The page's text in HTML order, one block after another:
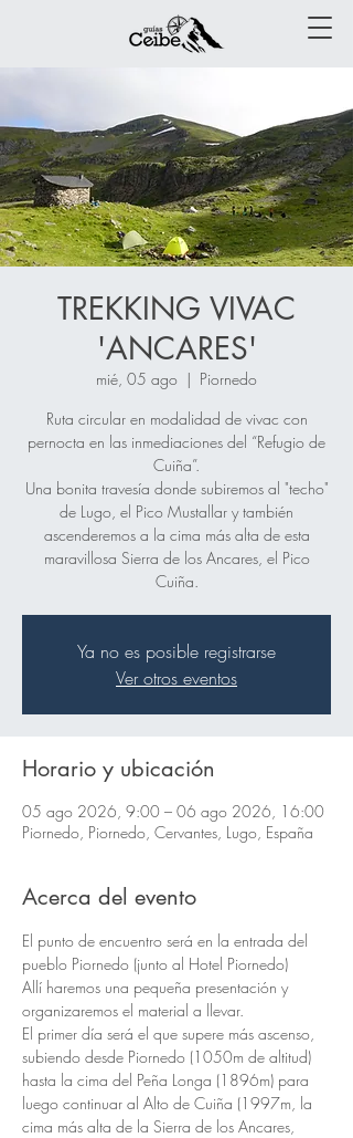
TREKKING VIVAC
'ANCARES'
mié, 05 ago
  |
Piornedo
Ruta circular en modalidad de vivac con
pernocta en las inmediaciones del “Refugio de
Cuiña”.
Una bonita travesía donde subiremos al "techo"
de Lugo, el Pico Mustallar y también
ascenderemos a la cima más alta de esta
maravillosa Sierra de los Ancares, el Pico
Cuiña.
Ya no es posible registrarse
Ver otros eventos
Horario y ubicación
05 ago 2026, 9:00 – 06 ago 2026, 16:00
Piornedo, Piornedo, Cervantes, Lugo, España
Acerca del evento
El punto de encuentro será en la entrada del
pueblo Piornedo (junto al Hotel Piornedo)
Allí haremos una pequeña presentación y
organizaremos el material a llevar.
El primer día será el que supere más ascenso,
subiendo desde Piornedo (1050m de altitud)
hasta la cima del Peña Longa (1896m) para
luego continuar al Alto de Cuiña (1997m, la
cima más alta de la Sierra de los Ancares,